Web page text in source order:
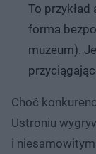
To
forma
muzeum).
Choć
Ustroniu
i